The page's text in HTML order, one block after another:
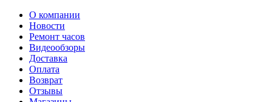
О компании
Новости
Ремонт часов
Видеообзоры
Доставка
Оплата
Возврат
Отзывы